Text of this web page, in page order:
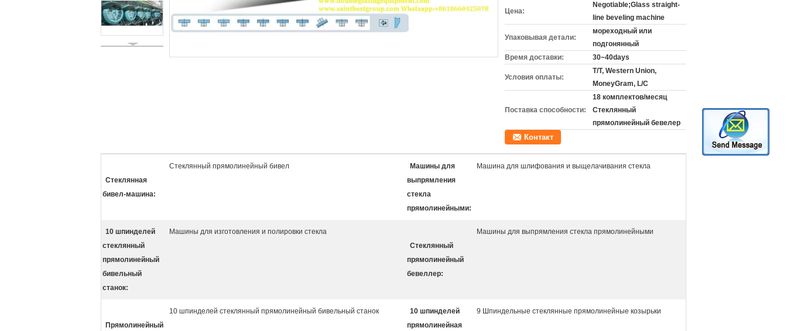
Цена:
Negotiable;Glass straight-
line beveling machine
Упаковывая детали:
мореходный или
подгонянный
Время доставки:
30~40days
Условия оплаты:
T/T, Western Union,
MoneyGram, L/C
Поставка способности:
18 комплектов/месяц
Стеклянный
прямолинейный бевелер
Контакт
Стеклянная
бивел-машина:
Стеклянный прямолинейный бивел
Машины для
выпрямления
стекла
прямолинейными:
Машина для шлифования и выщелачивания стекла
10 шпинделей
стеклянный
прямолинейный
бивельный
станок:
Машины для изготовления и полировки стекла
Стеклянный
прямолинейный
бевеллер:
Машины для выпрямления стекла прямолинейными
Прямолинейный
10 шпинделей стеклянный прямолинейный бивельный станок
10 шпинделей
прямолинейная
9 Шпиндельные стеклянные прямолинейные козырьки